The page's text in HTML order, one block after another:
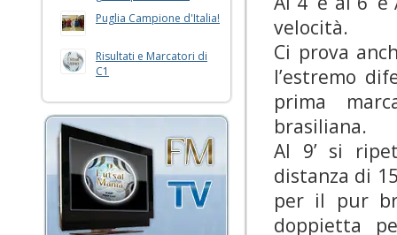
Puglia Campione d'Italia!
Risultati e Marcatori di
C1
velocità.
Ci prova
l’estremo
prima
brasiliana.
Al 9’si
distanza di
per il pur
doppietta